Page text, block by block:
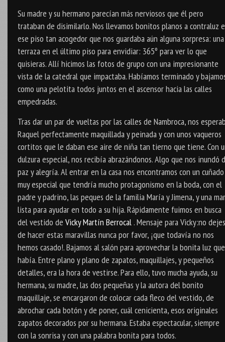
Su madre y su hermano parecían más nerviosos que él pero
trataban de disimilarlo. Nos llevamos bonitos planos a contraluz
ese piso tan acogedor que nos guardaba aún alguna sorpresa: una
terraza en el último piso para envidiar: 365º para ver lo que
quisieras. Allí hicimos las fotos de grupo con una impresionante
vista de la catedral que impactaba. Habíamos terminado y
como una pelotita todos juntos en el ascensor hacia las calles
empedradas.
Tras dar un par de vueltas por las calles de Nambroca, nos
Raquel perfectamente maquillada y peinada y con unos vaqueros
cortitos que le daban ese aire de niña tan tierno que tiene. Con
dulzura especial, nos recibía abrazándonos. Algo que nos inundó
paz y alegría. Al entrar en la casa nos encontramos con un cuñado
muy especial que tendría mucho protagonismo en la boda, con el
padre y padrino, las peques de la familia María y Jimena, y una
lista para ayudar en todo a su hija. Rápidamente fuimos en busca
del vestido de Vicky Martín Berrocal. Mensaje para Vicky:no dejes
de hacer estas maravillas nunca por favor, ¡que todavía no nos
hemos casado!. Bajamos al salón para aprovechar la bonita luz que
había. Entre plano y plano de zapatos, maquillajes, y pequeños
detalles, era la hora de vestirse. Para ello, tuvo mucha ayuda, su
hermana, su madre, las dos pequeñas y la autora del bonito
maquillaje, se encargaron de colocar cada fleco del vestido, de
abrochar cada botón y de poner, cuál cenicienta, esos originales
zapatos decorados por su hermana. Estaba espectacular, siempre
con la sonrisa y con una palabra bonita para todos.